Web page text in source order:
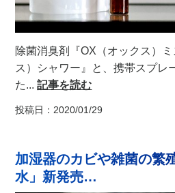
除菌消臭剤『OX（オックス）
ス）シャワー』と、携帯スプレ
た...記事を読む
投稿日：2020/01/29
加湿器のカビや雑菌の繁
水」新発売…